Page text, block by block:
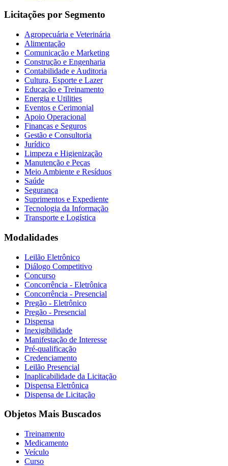
Licitações por Segmento
Agropecuária e Veterinária
Alimentação
Comunicação e Marketing
Construção e Engenharia
Contabilidade e Auditoria
Cultura, Esporte e Lazer
Educação e Treinamento
Energia e Utilities
Eventos e Cerimonial
Apoio Operacional
Finanças e Seguros
Gestão e Consultoria
Jurídico
Limpeza e Higienização
Manutenção e Peças
Meio Ambiente e Resíduos
Saúde
Segurança
Suprimentos e Expediente
Tecnologia da Informação
Transporte e Logística
Modalidades
Leilão Eletrônico
Diálogo Competitivo
Concurso
Concorrência - Eletrônica
Concorrência - Presencial
Pregão - Eletrônico
Pregão - Presencial
Dispensa
Inexigibilidade
Manifestação de Interesse
Pré-qualificação
Credenciamento
Leilão Presencial
Inaplicabilidade da Licitação
Dispensa Eletrônica
Dispensa de Licitação
Objetos Mais Buscados
Treinamento
Medicamento
Veículo
Curso